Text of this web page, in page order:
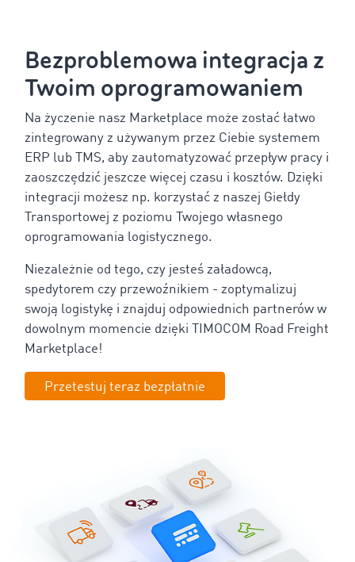
Bezproblemowa integracja z
Twoim oprogramowaniem
Na życzenie nasz Marketplace może zostać łatwo
zintegrowany z używanym przez Ciebie systemem
ERP lub TMS, aby zautomatyzować przepływ pracy i
zaoszczędzić jeszcze więcej czasu i kosztów. Dzięki
integracji możesz np. korzystać z naszej Giełdy
Transportowej z poziomu Twojego własnego
oprogramowania logistycznego.
Niezależnie od tego, czy jesteś załadowcą,
spedytorem czy przewoźnikiem - zoptymalizuj
swoją logistykę i znajduj odpowiednich partnerów w
dowolnym momencie dzięki TIMOCOM Road Freight
Marketplace!
Przetestuj teraz bezpłatnie